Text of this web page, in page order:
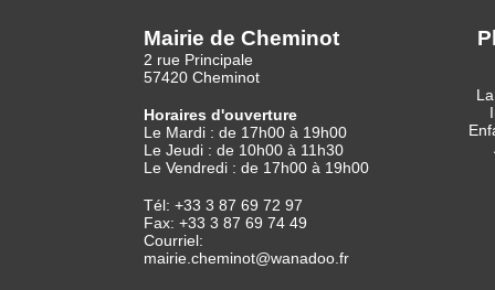
Mairie de Cheminot
2 rue Principale
57420 Cheminot
Horaires d'ouverture
Le Mardi : de 17h00 à 19h00
Le Jeudi : de 10h00 à 11h30
Le Vendredi : de 17h00 à 19h00
Tél: +33 3 87 69 72 97
Fax: +33 3 87 69 74 49
Courriel:
mairie.cheminot@wanadoo.fr